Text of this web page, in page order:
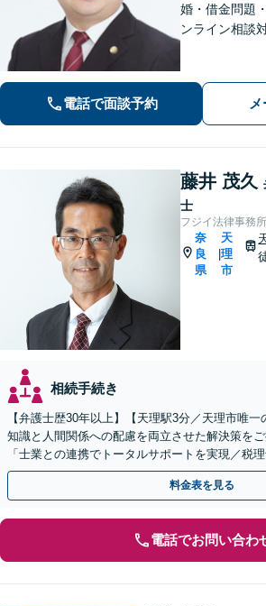
婚・借金問題
ンライン相談
ます。【土日
電話で面談予約
藤井 茂久
士
フジイ法律事務所
奈
良
県
天
理
市
相続手続き
【弁護士歴30年以上】【天理駅3分／天理市唯
知識と人間関係への配慮を両立させた解決策をご
「士業との連携でトータルサポートを実現／税
産鑑定士など」生前対策や遺言書作成もお任せ
料金表を見る
電話でお問い合わ